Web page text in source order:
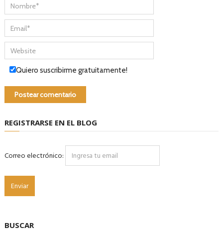
Quiero suscribirme gratuitamente!
REGISTRARSE EN EL BLOG
Correo electrónico:
BUSCAR